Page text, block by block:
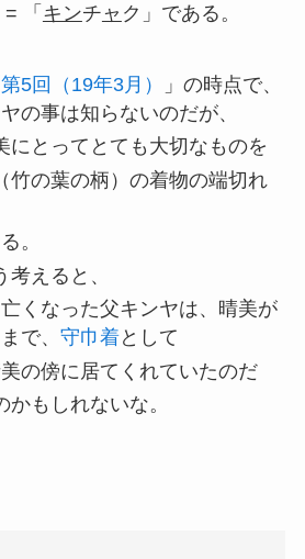
「 キンチャ ク」である。
第5回（19年3月）
」の時点で、
の事は知らないのだが、
にとってとても大切なものを
竹の葉の柄）の着物の端切れ
。
えると、
くなった父キンヤは、晴美が
で、 守巾着として
の傍に居てくれていたのだ
かもしれないな。